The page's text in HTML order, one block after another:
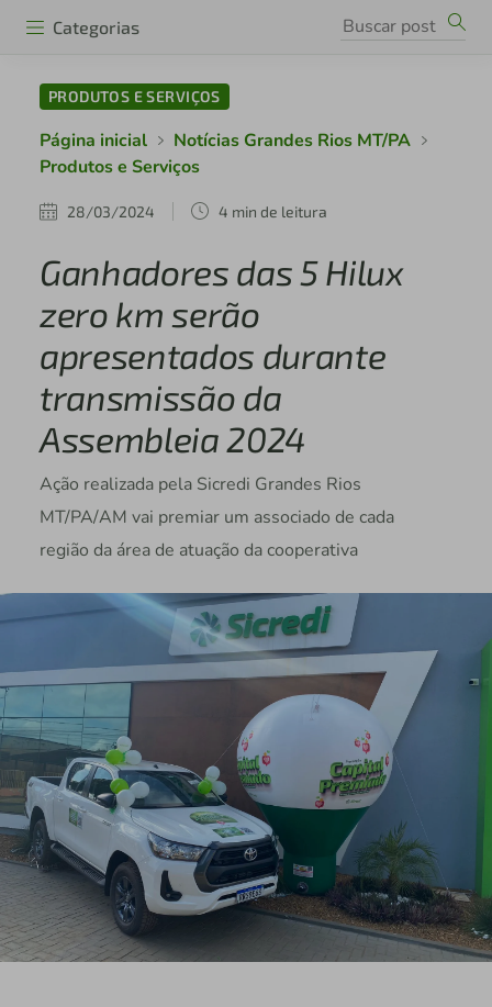
Categorias
PRODUTOS E SERVIÇOS
Página inicial
Notícias Grandes Rios MT/PA
Produtos e Serviços
28/03/2024 4 min de leitura
Ganhadores das 5 Hilux
zero km serão
apresentados durante
transmissão da
Assembleia 2024
Ação realizada pela Sicredi Grandes Rios
MT/PA/AM vai premiar um associado de cada
região da área de atuação da cooperativa